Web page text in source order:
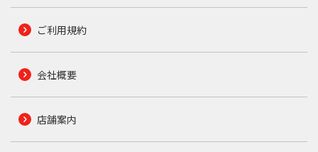
ご利用規約
会社概要
店舗案内